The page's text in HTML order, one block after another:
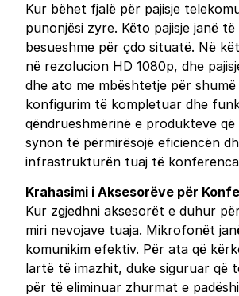
Kur bëhet fjalë për pajisje
punonjësi zyre. Këto pajisje janë
besueshme për çdo situatë. Në
në rezolucion HD 1080p, dhe
dhe ato me mbështetje për
konfigurim të kompletuar dhe
qëndrueshmërinë e produkteve
synon të përmirësojë eficiencën
infrastrukturën tuaj të
Krahasimi i Aksesorëve për
Kur zgjedhni aksesorët e duhur
miri nevojave tuaja. Mikrofonët
komunikim efektiv. Për ata që
lartë të imazhit, duke siguruar që
për të eliminuar zhurmat e